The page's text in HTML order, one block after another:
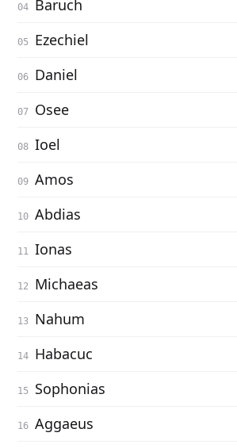
Baruch
Ezechiel
Daniel
Osee
Ioel
Amos
Abdias
Ionas
Michaeas
Nahum
Habacuc
Sophonias
Aggaeus